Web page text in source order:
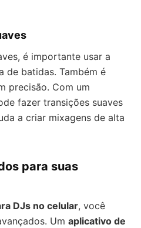
é importante usar a
de batidas. Também é
precisão. Com um
fazer transições suaves
a criar mixagens de alta
para suas
DJs no celular, você
Um aplicativo de